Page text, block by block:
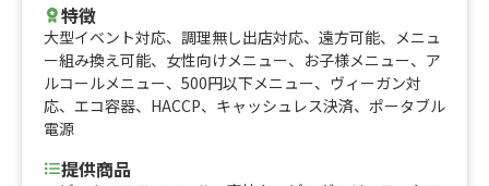
特徴
大型イベント対応、 調理無し出店対応、 遠方可能、
メニュ
ー組み換え可能、 女性向けメニュー、 お子様メニュー、 ア
ルコールメニュー、 500円以下メニュー、 ヴィーガン対
応、 エコ容器、 HACCP、 キャッシュレス決済、 ポータブル
電源
提供商品